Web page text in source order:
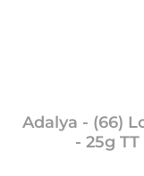
Adalya - (66)
- 25g TT